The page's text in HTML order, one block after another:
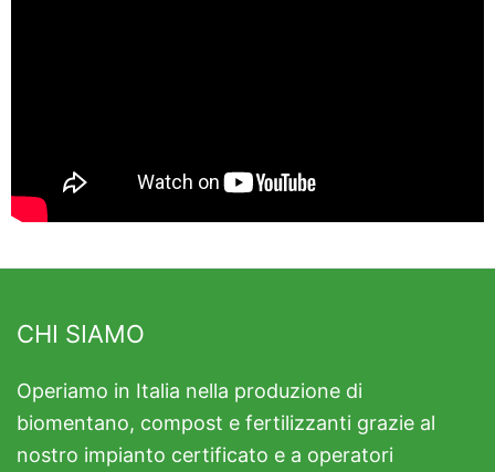
CHI SIAMO
Operiamo in Italia nella produzione di
biomentano, compost e fertilizzanti grazie al
nostro impianto certificato e a operatori